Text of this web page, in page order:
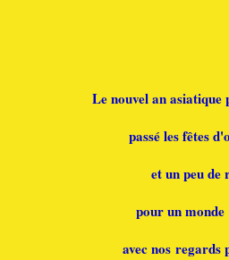
Le nouvel an asiatique
passé les fêtes
et un peu de
pour un monde
avec nos regards